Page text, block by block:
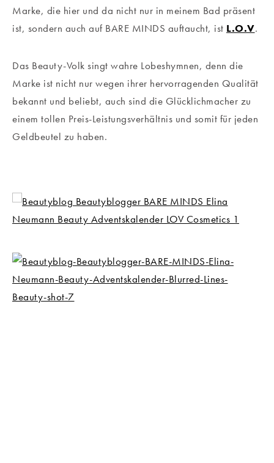
Marke, die hier und da nicht nur in meinem Bad präsent
ist, sondern auch auf BARE MINDS auftaucht, ist L.O.V.
Das Beauty-Volk singt wahre Lobeshymnen, denn die
Marke ist nicht nur wegen ihrer hervorragenden Qualität
bekannt und beliebt, auch sind die Glücklichmacher zu
einem tollen Preis-Leistungsverhältnis und somit für jeden
Geldbeutel zu haben.